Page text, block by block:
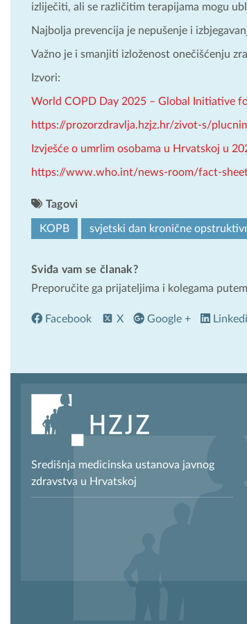
izliječiti, ali se različitim terapijama mogu
Najbolja prevencija je nepušenje i
Važno je i smanjiti izloženost onečišćenju
Izvori:
World COPD Day 2025 – Global Initiative
https://prozorzdravlja.hzjz.hr/zivot-s/
Izvješće o umrlim osobama u Hrvatskoj u
https://www.who.int/news-room/fact-
Tagovi
KOPB svjetski dan kronične
Sviđa vam se članak?
Preporučite ga prijateljima i kolegama
Facebook X Google +
Središnja medicinska ustanova javnog
zdravstva u Hrvatskoj